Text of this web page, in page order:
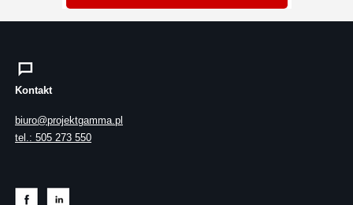
Kontakt
biuro@projektgamma.pl
tel.: 505 273 550